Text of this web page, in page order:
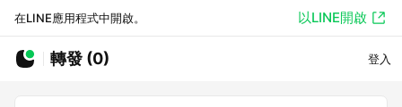
在LINE應用程式中開啟。 以LINE開啟
轉發 (0) 登入